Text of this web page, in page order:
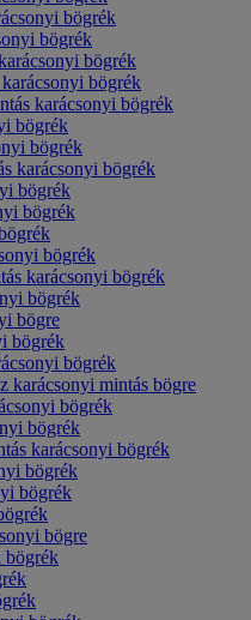
bögrék
bögrék
bögrék
bögrék
karácsonyi bögrék
bögrék
bögrék
karácsonyi bögrék
bögrék
bögrék
bögrék
karácsonyi bögrék
bögrék
bögre
bögrék
bögrék
karácsonyi mintás bögre
bögrék
bögrék
karácsonyi bögrék
bögrék
bögrék
bögre
bögrék